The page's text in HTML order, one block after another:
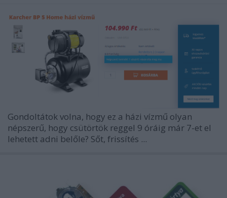
Gondoltátok volna, hogy ez a házi vízmű olyan
népszerű, hogy csütörtök reggel 9 óráig már 7-et el
lehetett adni belőle? Sőt, frissítés ...